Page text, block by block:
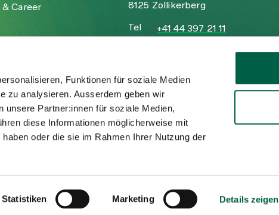
Funktionen für soziale Medien
zu analysieren. Ausserdem geben wir
unsere Partner:innen für soziale Medien,
diese Informationen möglicherweise mit
oder die sie im Rahmen Ihrer Nutzung der
Statistiken Marketing Details zeigen
Career
8125 Zollikerberg
Tel
+41 44 397 21 11